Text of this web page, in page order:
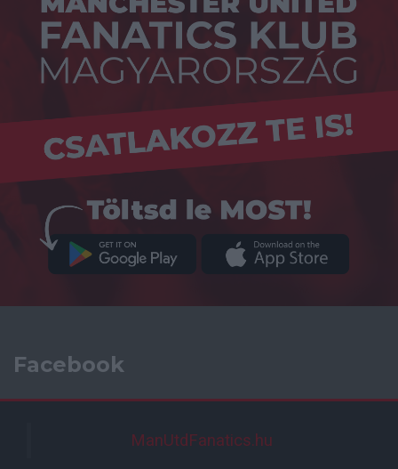
Facebook
ManUtdFanatics.hu